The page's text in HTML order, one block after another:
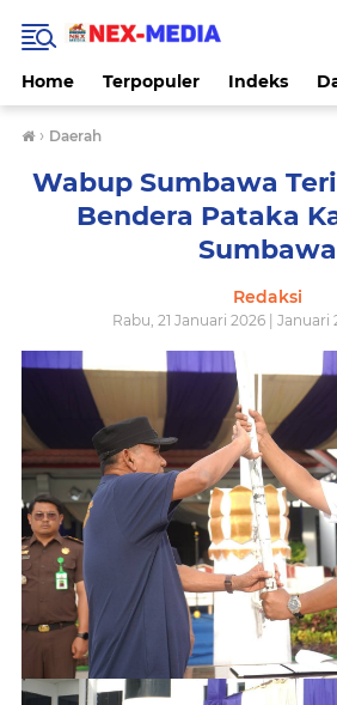
Home Terpopuler Indeks
› Daerah
Wabup Sumbawa
Bendera Pataka
Sumbawa
Redaksi
Rabu, 21 Januari 2026 | Januari